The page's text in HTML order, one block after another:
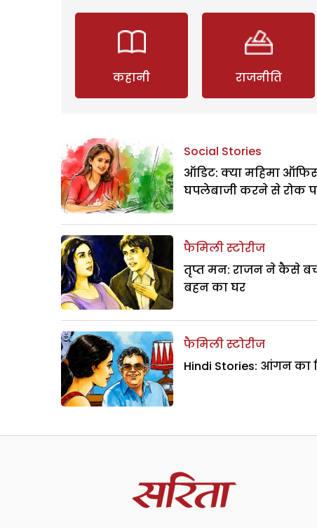
कहानी राजनीति
Social Stories
ऑडिट: क्या महिमा
घपलेबाजी करने से रोक
फैमिली स्टोरीज
तृप्त मन: राजन ने कैसे
बहन का घर
फैमिली स्टोरीज
Hindi Stories: आंगन का